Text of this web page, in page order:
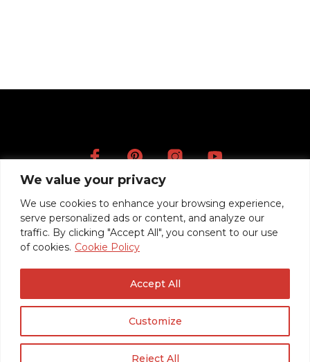
We value your privacy
We use cookies to enhance your browsing experience,
serve personalized ads or content, and analyze our
traffic. By clicking "Accept All", you consent to our use
of cookies. Cookie Policy
Customize
Reject All
Accept All
Artists
Videos
Press
Mentions légales
© 2020 Roadrunner Guitars -
Créé avec ♥ à Nancy par HANDCRAFTED.